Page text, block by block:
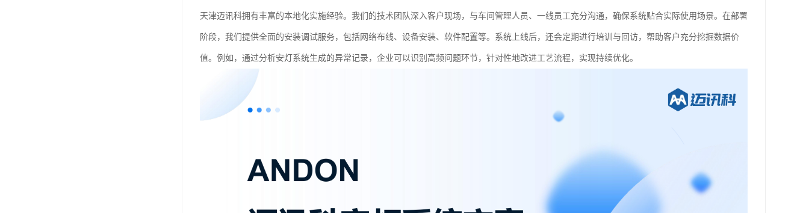
天津迈讯科拥有丰富的本地化实施经验。我们的技术团队深入客户现场，与车间管理人员、一线员工充分沟通，确保系统贴合实际使用场景。在部署
阶段，我们提供全面的安装调试服务，包括网络布线、设备安装、软件配置等。系统上线后，还会定期进行培训与回访，帮助客户充分挖掘数据价
值。例如，通过分析安灯系统生成的异常记录，企业可以识别高频问题环节，针对性地改进工艺流程，实现持续优化。